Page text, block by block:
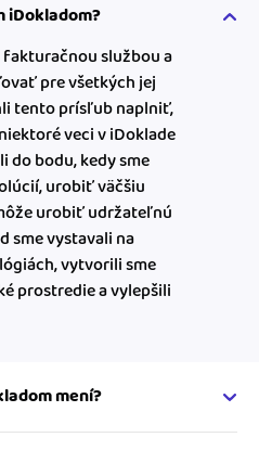
iDokladom?
službou a
pre všetkých jej
tento prísľub naplniť,
veci v iDoklade
do bodu, kedy sme
urobiť väčšiu
urobiť udržateľnú
sme vystavali na
vytvorili sme
prostredie a vylepšili
mení?